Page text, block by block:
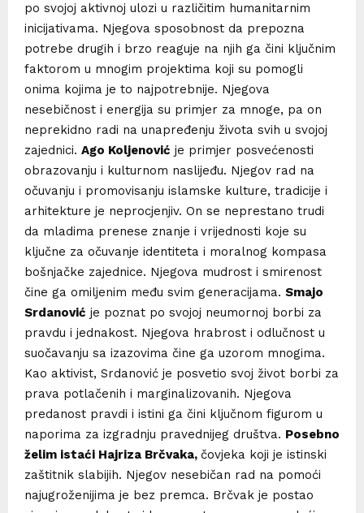
po svojoj aktivnoj ulozi u različitim humanitarnim
inicijativama. Njegova sposobnost da prepozna
potrebe drugih i brzo reaguje na njih ga čini ključnim
faktorom u mnogim projektima koji su pomogli
onima kojima je to najpotrebnije. Njegova
nesebičnost i energija su primjer za mnoge, pa on
neprekidno radi na unapređenju života svih u svojoj
zajednici. Ago Koljenović je primjer posvećenosti
obrazovanju i kulturnom naslijeđu. Njegov rad na
očuvanju i promovisanju islamske kulture, tradicije i
arhitekture je neprocjenjiv. On se neprestano trudi
da mladima prenese znanje i vrijednosti koje su
ključne za očuvanje identiteta i moralnog kompasa
bošnjačke zajednice. Njegova mudrost i smirenost
čine ga omiljenim među svim generacijama. Smajo
Srdanović je poznat po svojoj neumornoj borbi za
pravdu i jednakost. Njegova hrabrost i odlučnost u
suočavanju sa izazovima čine ga uzorom mnogima.
Kao aktivist, Srdanović je posvetio svoj život borbi za
prava potlačenih i marginalizovanih. Njegova
predanost pravdi i istini ga čini ključnom figurom u
naporima za izgradnju pravednijeg društva. Posebno
želim istaći Hajriza Brčvaka, čovjeka koji je istinski
zaštitnik slabijih. Njegov nesebičan rad na pomoći
najugroženijima je bez premca. Brčvak je postao